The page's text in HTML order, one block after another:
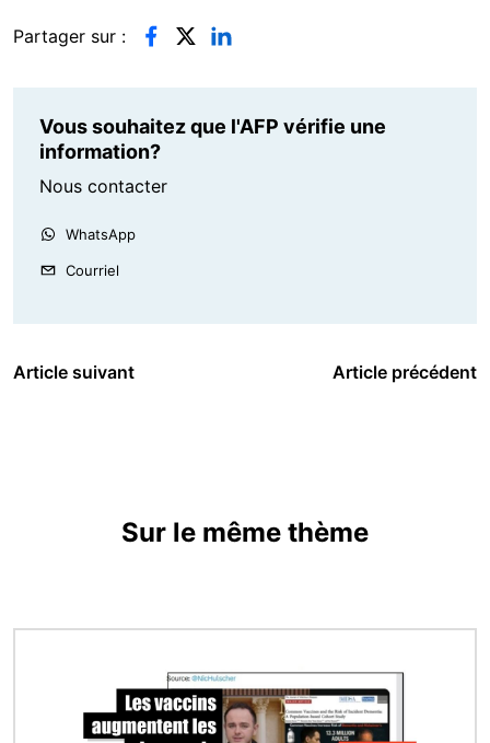
Partager sur :
Vous souhaitez que l'AFP vérifie une
information?
Nous contacter
WhatsApp
Courriel
Article suivant Article précédent
Sur le même thème